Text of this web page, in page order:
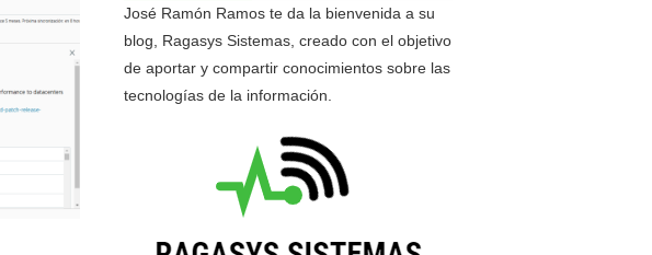
José Ramón Ramos te da la bienvenida a su
blog, Ragasys Sistemas, creado con el objetivo
de aportar y compartir conocimientos sobre las
tecnologías de la información.